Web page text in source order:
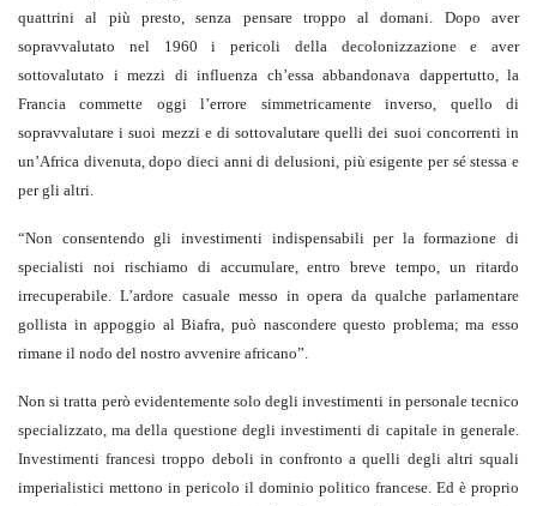
quattrini al più presto, senza pensare troppo al domani. Dopo aver
sopravvalutato nel 1960 i pericoli della decolonizzazione e aver
sottovalutato i mezzi di influenza ch’essa abbandonava dappertutto, la
Francia commette oggi l’errore simmetricamente inverso, quello di
sopravvalutare i suoi mezzi e di sottovalutare quelli dei suoi concorrenti in
un’Africa divenuta, dopo dieci anni di delusioni, più esigente per sé stessa e
per gli altri.
“Non consentendo gli investimenti indispensabili per la formazione di
specialisti noi rischiamo di accumulare, entro breve tempo, un ritardo
irrecuperabile. L’ardore casuale messo in opera da qualche parlamentare
gollista in appoggio al Biafra, può nascondere questo problema; ma esso
rimane il nodo del nostro avvenire africano”.
Non si tratta però evidentemente solo degli investimenti in personale tecnico
specializzato, ma della questione degli investimenti di capitale in generale.
Investimenti francesi troppo deboli in confronto a quelli degli altri squali
imperialistici mettono in pericolo il dominio politico francese. Ed è proprio